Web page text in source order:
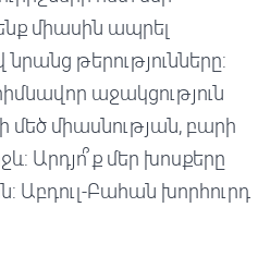
միասին ապրել
թերությունները:
աջակցություն
մեծ միասնության, բարի
Արդյո՞ք մեր խոսքերը
Աբդուլ-Բահան խորհուրդ